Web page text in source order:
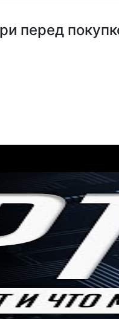
перед